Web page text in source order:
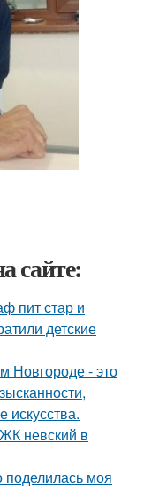
сайте:
пит стар и
детские
Новгороде - это
невский в
моя